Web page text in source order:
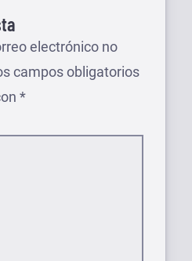
electrónico no
campos obligatorios
*